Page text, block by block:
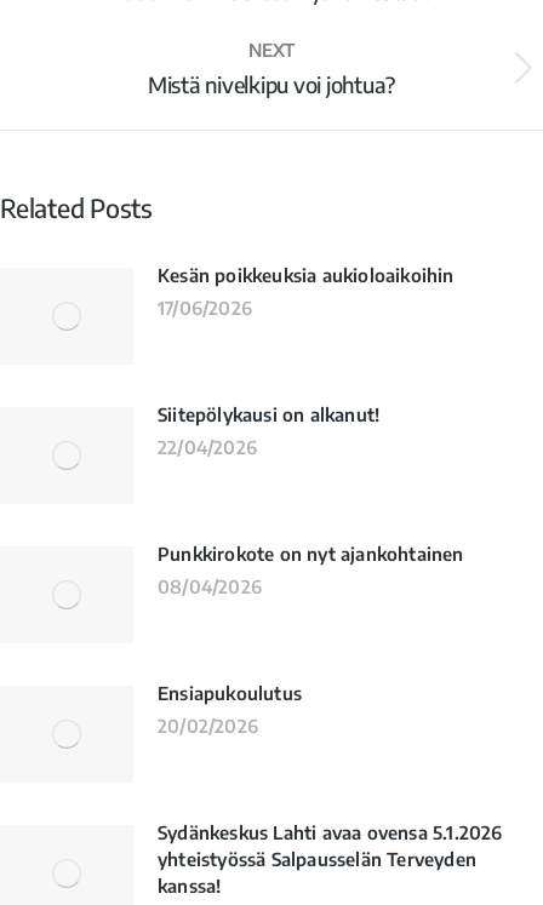
NEXT
Mistä nivelkipu voi johtua?
Related Posts
Kesän poikkeuksia aukioloaikoihin
17/06/2026
Siitepölykausi on alkanut!
22/04/2026
Punkkirokote on nyt ajankohtainen
08/04/2026
Ensiapukoulutus
20/02/2026
Sydänkeskus Lahti avaa ovensa 5.1.2026
yhteistyössä Salpausselän Terveyden
kanssa!